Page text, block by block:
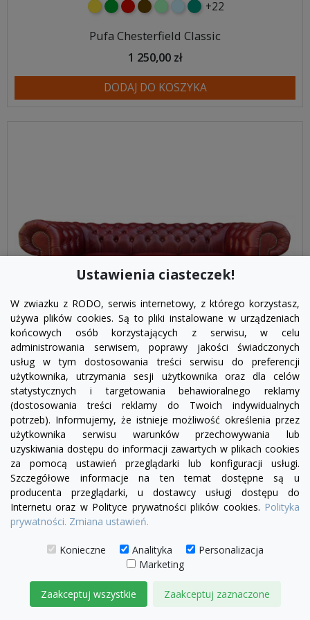
żółtyzielonyczerwony
czekoladowy
miętowybłękitny
turkusowy
+22
Pufa Chesterfield Classic
1 250,00 zł
DODAJ DO KOSZYKA
visibility
zielonyczerwony
niebieski
ciemno brązowy
brązowyjasnobrązowy
wybór koloru
Sofa Chesterfield Classic Skóra Dubai Plus
Rozkładana 3 os.
9 170,00 zł
DODAJ DO KOSZYKA
Ustawienia ciasteczek!
W zwiazku z RODO, serwis internetowy, z którego korzystasz,
używa plików cookies. Są to pliki instalowane w urządzeniach
końcowych osób korzystających z serwisu, w celu
administrowania serwisem, poprawy jakości świadczonych
usług w tym dostosowania treści serwisu do preferencji
użytkownika, utrzymania sesji użytkownika oraz dla celów
statystycznych i targetowania behawioralnego reklamy
(dostosowania treści reklamy do Twoich indywidualnych
potrzeb). Informujemy, że istnieje możliwość określenia przez
użytkownika serwisu warunków przechowywania lub
uzyskiwania dostępu do informacji zawartych w plikach cookies
za pomocą ustawień przeglądarki lub konfiguracji usługi.
Szczegółowe informacje na ten temat dostępne są u
producenta przeglądarki, u dostawcy usługi dostępu do
Internetu oraz w Polityce prywatności plików cookies. Polityka
prywatności. Zmiana ustawień.
Konieczne Analityka
Personalizacja
Marketing
Zaakceptuj wszystkie Zaakceptuj zaznaczone